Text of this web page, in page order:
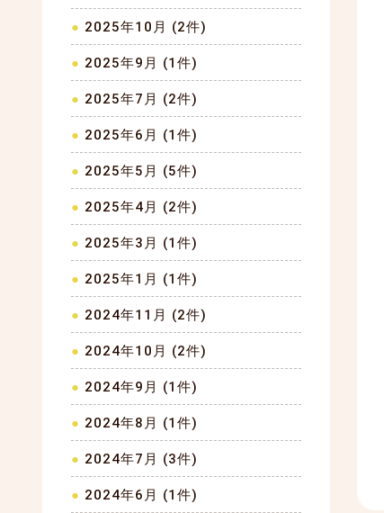
2025年10月 (2件)
2025年9月 (1件)
2025年7月 (2件)
2025年6月 (1件)
2025年5月 (5件)
2025年4月 (2件)
2025年3月 (1件)
2025年1月 (1件)
2024年11月 (2件)
2024年10月 (2件)
2024年9月 (1件)
2024年8月 (1件)
2024年7月 (3件)
2024年6月 (1件)